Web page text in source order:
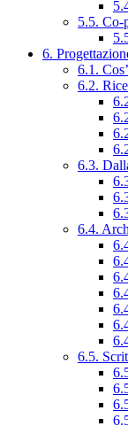
5.5. Co-
6.
6.1.
6.2.
6.3.
6.4.
6.5.